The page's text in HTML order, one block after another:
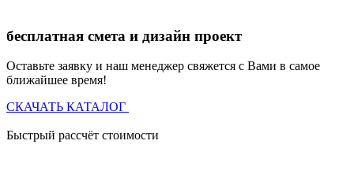
бесплатная смета и дизайн проект
Оставьте заявку и наш менеджер свяжется с Вами в самое
ближайшее время!
СКАЧАТЬ КАТАЛОГ
Быстрый рассчёт стоимости